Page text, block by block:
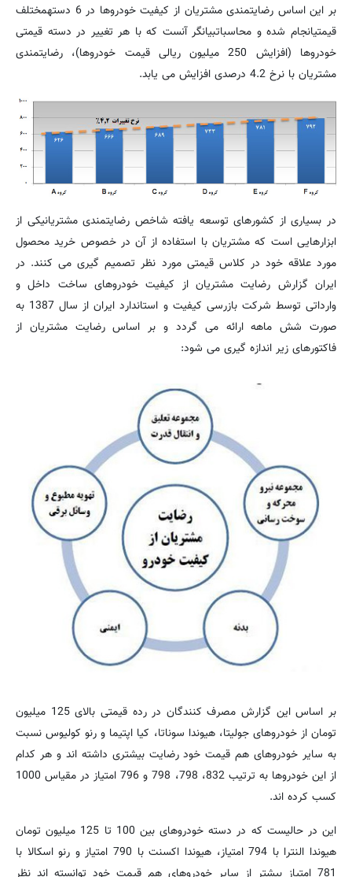
بر این اساس رضایتمندی مشتریان از کیفیت خودروها در 6 دستهمختلف
قیمتیانجام شده و محاسباتبیانگر آنست که با هر تغییر در دسته قیمتی
خودروها (افزایش 250 میلیون ریالی قیمت خودروها)، رضایتمندی
مشتریان با نرخ 4.2 درصدی افزایش می یابد.
در بسیاری از کشورهای توسعه یافته شاخص رضایتمندی مشتریانیکی از
ابزارهایی است که مشتریان با استفاده از آن در خصوص خرید محصول
مورد علاقه خود در کلاس قیمتی مورد نظر تصمیم گیری می کنند. در
ایران گزارش رضایت مشتریان از کیفیت خودروهای ساخت داخل و
وارداتی توسط شرکت بازرسی کیفیت و استاندارد ایران از سال 1387 به
صورت شش ماهه ارائه می گردد و بر اساس رضایت مشتریان از
فاكتورهای زیر اندازه گیری می شود:
بر اساس این گزارش مصرف كنندگان در رده قیمتی بالای 125 میلیون
تومان از خودروهای جولیتا، هیوندا سوناتا، كیا اپتیما و رنو كولیوس نسبت
به سایر خودروهای هم قیمت خود رضایت بیشتری داشته اند و هر كدام
از این خودروها به ترتیب 832، 798، 798 و 796 امتیاز در مقیاس 1000
كسب كرده اند.
این در حالیست كه در دسته خودروهای بین 100 تا 125 میلیون تومان
هیوندا النترا با 794 امتیاز، هیوندا اكسنت با 790 امتیاز و رنو اسكالا با